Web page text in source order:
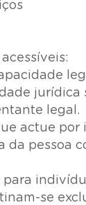
jurídica
legal.
actue
da pessoa
para
se